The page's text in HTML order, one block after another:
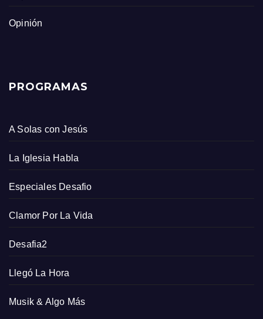
Opinión
PROGRAMAS
A Solas con Jesús
La Iglesia Habla
Especiales Desafio
Clamor Por La Vida
Desafia2
Llegó La Hora
Musik & Algo Más